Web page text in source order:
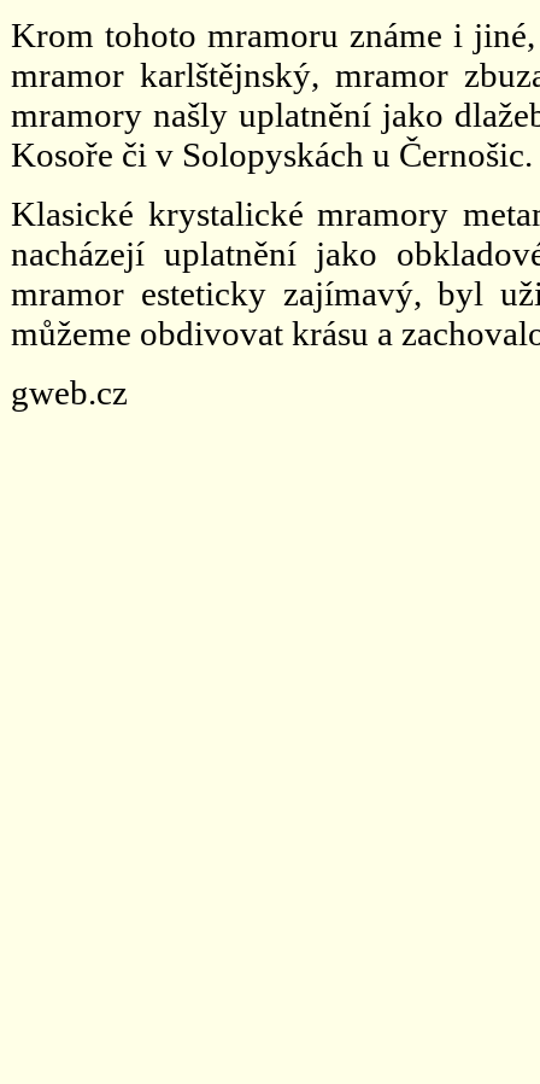
Krom tohoto mramoru známe i
mramor karlštějnský, mramor
mramory našly uplatnění jako
Kosoře či v Solopyskách u Černošic.
Klasické krystalické mramory
nacházejí uplatnění jako
mramor esteticky zajímavý, byl
můžeme obdivovat krásu a
gweb.cz